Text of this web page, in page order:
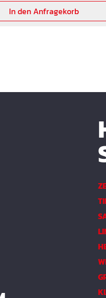
In den Anfragekorb